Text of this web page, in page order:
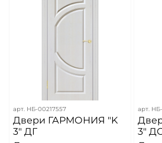
арт. НБ-00217557
Двери ГАРМОНИЯ "K
3" ДГ
арт.
3"